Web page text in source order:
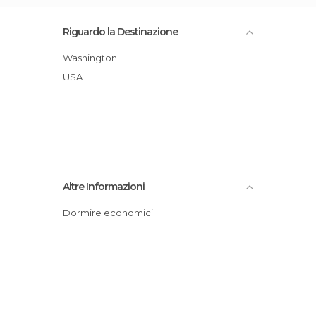
Riguardo la Destinazione
Washington
USA
Altre Informazioni
Dormire economici